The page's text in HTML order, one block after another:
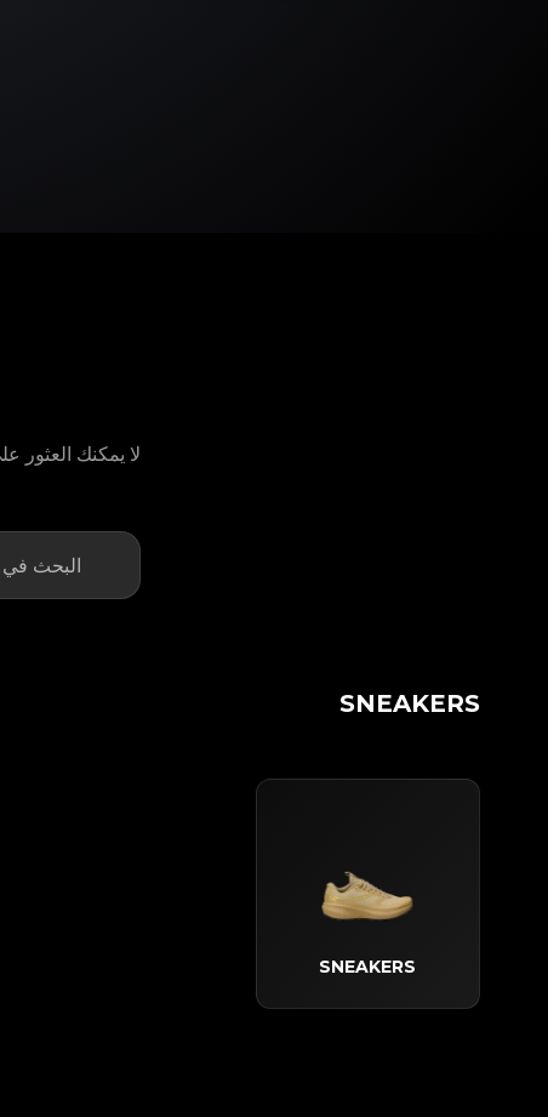
SNEAKERS
SNEAKERS